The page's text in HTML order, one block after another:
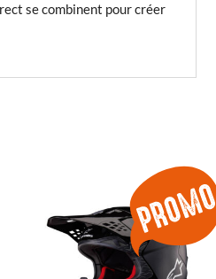
se combinent pour créer